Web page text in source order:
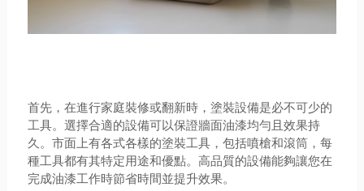
首先，在進行家庭裝修或翻新時，塗裝設備是必不可少的
工具。選擇合適的設備可以保證牆面油漆均勻且效果持
久。市面上有各式各樣的塗裝工具，包括噴槍和滾筒，每
種工具都有其特定用途和優點。高品質的設備能夠讓您在
完成油漆工作時節省時間並提升效果。